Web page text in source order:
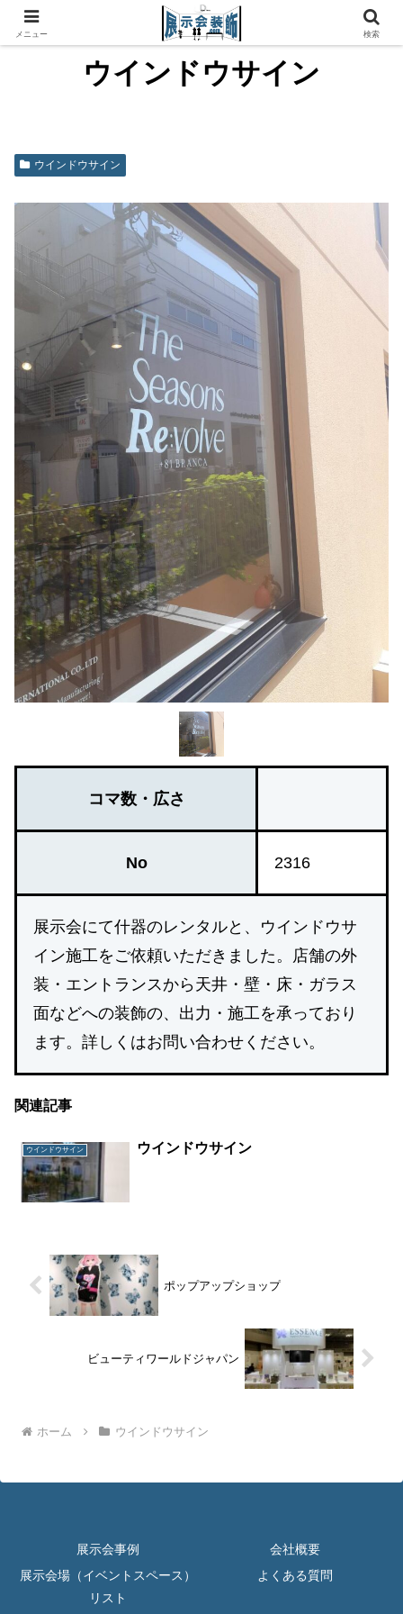
ウインドウサイン
ウインドウサイン
コマ数・広さ
No 2316
展示会にて什器のレンタルと、ウインドウサ
イン施工をご依頼いただきました。店舗の外
装・エントランスから天井・壁・床・ガラス
面などへの装飾の、出力・施工を承っており
ます。詳しくはお問い合わせください。
関連記事
ウインドウサイン ウインドウサイン
ポップアップショップ
ビューティワールドジャパン
ホーム ウインドウサイン
展示会事例
会社概要
展示会場（イベントスペース）
リスト
よくある質問
メニュー 検索